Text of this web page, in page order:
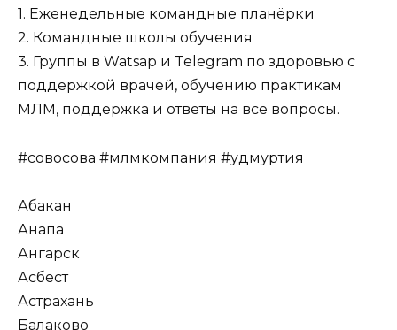
1. Еженедельные командные планёрки
2. Командные школы обучения
3. Группы в Watsap и Telegram по здоровью с
поддержкой врачей, обучению практикам
МЛМ, поддержка и ответы на все вопросы.
#совосова #млмкомпания #удмуртия
Абакан
Анапа
Ангарск
Асбест
Астрахань
Балаково